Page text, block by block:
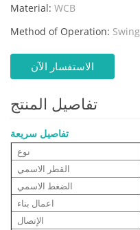
Material: WCB
Method of Operation:
الاستفسار الآن
تفاصيل المنتج
تفاصيل سريعة
نوع
القطر الاسمي
الضغط الاسمي
اعمال بناء
الإتصال